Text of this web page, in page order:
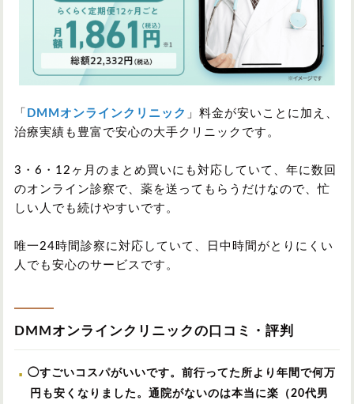
「 DMMオンラインクリニック 」料金が安いことに加え、
治療実績も豊富で安心の大手クリニックです。
3・6・12ヶ月のまとめ買いにも対応していて、年に数回
のオンライン診察で、薬を送ってもらうだけなので、忙
しい人でも続けやすいです。
唯一24時間診察に対応していて、日中時間がとりにくい
人でも安心のサービスです。
DMMオンラインクリニックの口コミ・評判
◯すごいコスパがいいです。前行ってた所より年間で何万
円も安くなりました。通院がないのは本当に楽（20代男